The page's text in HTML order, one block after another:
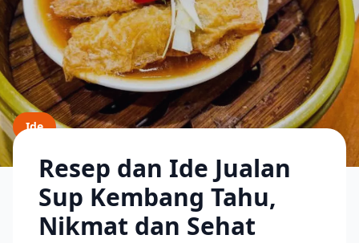
Ide
Resep dan Ide Jualan
Sup Kembang Tahu,
Nikmat dan Sehat